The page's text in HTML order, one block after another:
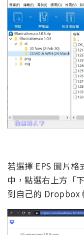
若選擇 EPS 圖片
中，點選右上方「
到自己的 Dropbox